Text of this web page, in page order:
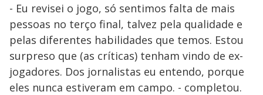
- Eu revisei o jogo, só sentimos falta de mais
pessoas no terço final, talvez pela qualidade e
pelas diferentes habilidades que temos. Estou
surpreso que (as críticas) tenham vindo de ex-
jogadores. Dos jornalistas eu entendo, porque
eles nunca estiveram em campo. - completou.